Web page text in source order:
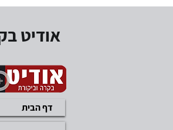
אודיט
דף הבית